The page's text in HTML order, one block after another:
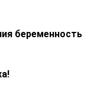
беременность